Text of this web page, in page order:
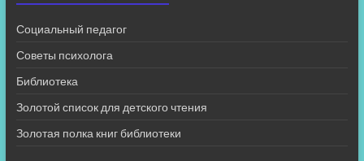
Социальный педагог
Советы психолога
Библиотека
Золотой список для детского чтения
Золотая полка книг библиотеки